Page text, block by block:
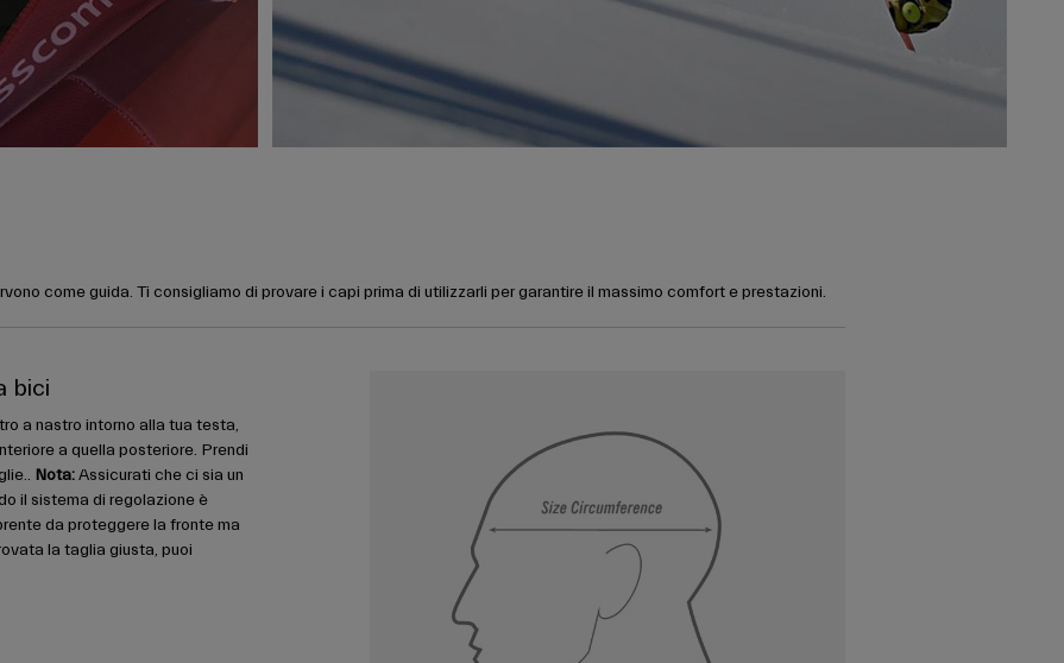
come guida. Ti consigliamo di provare i capi prima di utilizzarli per garantire il massimo comfort e prestazioni.
bici
a nastro intorno alla tua testa,
a quella posteriore. Prendi
Nota:Assicurati che ci sia un
il sistema di regolazione è
da proteggere la fronte ma
la taglia giusta, puoi